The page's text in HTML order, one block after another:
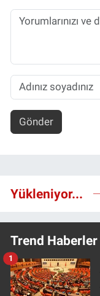
Gönder
Yükleniyor...
Trend Haberler
1